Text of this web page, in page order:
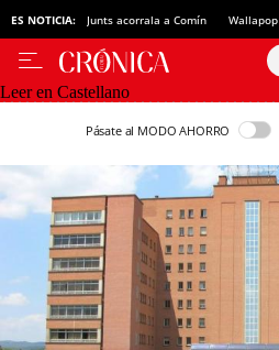
ES NOTICIA: Junts acorrala a Comín Wallapop
Leer en Castellano
Pásate al MODO AHORRO